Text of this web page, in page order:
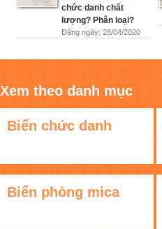
chức danh chất
lượng? Phân loại?
Đăng ngày: 28/04/2020
Xem theo danh mục
Biển chức danh
Biển phòng mica